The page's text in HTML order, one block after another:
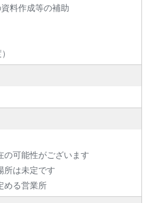
料作成等の補助
の可能性がございます
所は未定です
める営業所